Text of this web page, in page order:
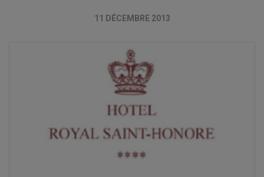
11 DÉCEMBRE 2013